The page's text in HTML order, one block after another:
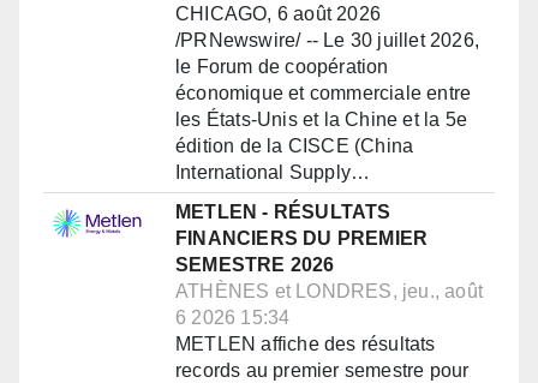
CHICAGO, 6 août 2026
/PRNewswire/ -- Le 30 juillet 2026,
le Forum de coopération
économique et commerciale entre
les États-Unis et la Chine et la 5e
édition de la CISCE (China
International Supply…
METLEN - RÉSULTATS
FINANCIERS DU PREMIER
SEMESTRE 2026
ATHÈNES et LONDRES, jeu., août
6 2026 15:34
METLEN affiche des résultats
records au premier semestre pour